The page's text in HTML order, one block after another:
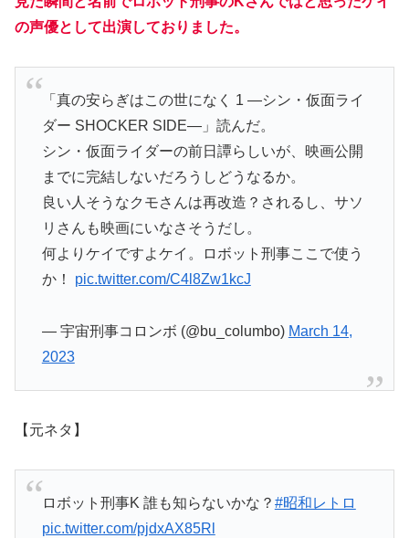
の声優として出演しておりました。
「真の安らぎはこの世になく 1 ―シン・仮面ライ
ダー SHOCKER SIDE―」読んだ。
シン・仮面ライダーの前日譚らしいが、映画公開
までに完結しないだろうしどうなるか。
良い人そうなクモさんは再改造？されるし、サソ
リさんも映画にいなさそうだし。
何よりケイですよケイ。ロボット刑事ここで使う
か！ pic.twitter.com/C4l8Zw1kcJ
— 宇宙刑事コロンボ (@bu_columbo) March 14,
2023
【元ネタ】
ロボット刑事K 誰も知らないかな？ #昭和レトロ
pic.twitter.com/pjdxAX85Rl